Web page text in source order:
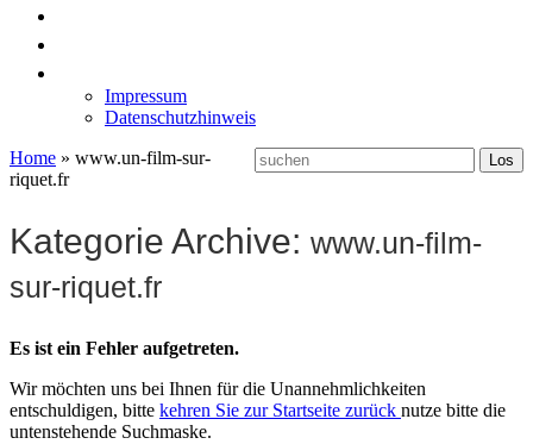
Impressum
Datenschutzhinweis
Home » www.un-film-sur-
riquet.fr
Kategorie Archive: www.un-film-
sur-riquet.fr
Es ist ein Fehler aufgetreten.
Wir möchten uns bei Ihnen für die Unannehmlichkeiten
entschuldigen, bitte kehren Sie zur Startseite zurück nutze bitte die
untenstehende Suchmaske.